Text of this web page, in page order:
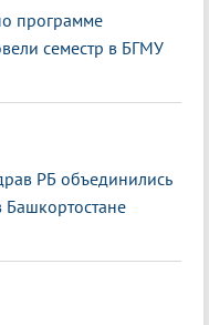
программе
семестр в БГМУ
РБ объединились